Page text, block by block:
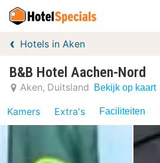
Hotels in Aken
B&B Hotel Aachen-Nord
Aken Duitsland Bekijk op kaart
Kamers Extra's Faciliteiten